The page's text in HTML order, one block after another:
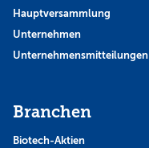
Hauptversammlung
Unternehmen
Unternehmensmitteilungen
Branchen
Biotech-Aktien